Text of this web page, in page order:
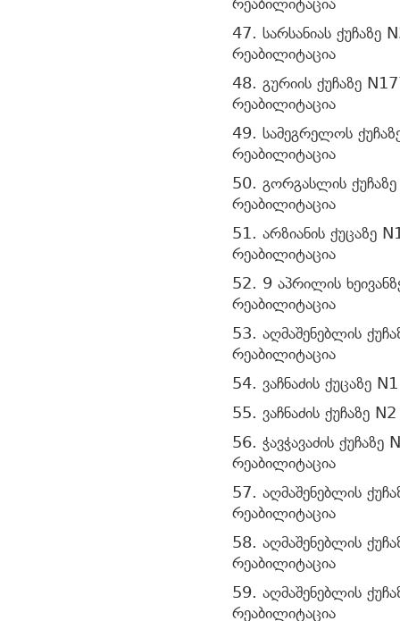
რეაბილიტაცია
47. სარსანიას ქუჩაზე
რეაბილიტაცია
48. გურიის ქუჩაზე
რეაბილიტაცია
49. სამეგრელოს
რეაბილიტაცია
50. გორგასლის
რეაბილიტაცია
51. არზიანის
რეაბილიტაცია
52. 9 აპრილის
რეაბილიტაცია
53. აღმაშენებლის
რეაბილიტაცია
54. ვაჩნაძის ქუცაზე
55. ვაჩნაძის ქუჩაზე
56. ჭავჭავაძის
რეაბილიტაცია
57. აღმაშენებლის
რეაბილიტაცია
58. აღმაშენებლის
რეაბილიტაცია
59. აღმაშენებლის
რეაბილიტაცია